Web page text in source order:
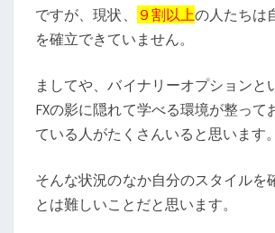
ですが、現状、
９割以上の人たちは
を確立できていません。
ましてや、バイナリーオプションと
FXの影に隠れて学べる環境が整って
ている人がたくさんいると思います。
そんな状況のなか自分のスタイルを
とは難しいことだと思います。